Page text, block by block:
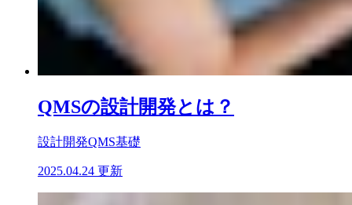
QMSの設計開発とは？
設計開発QMS基礎
2025.04.24 更新